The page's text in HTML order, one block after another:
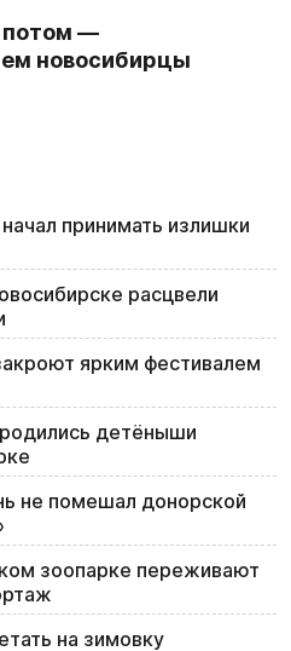
потом —
новосибирцы
принимать излишки
расцвели
ярким фестивалем
детёныши
не помешал донорской
зоопарке переживают
на зимовку